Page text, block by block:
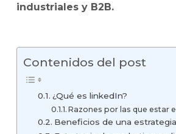
industriales y B2B.
Contenidos del post
¿Qué es linkedIn?
Razones por las que estar
Beneficios de una